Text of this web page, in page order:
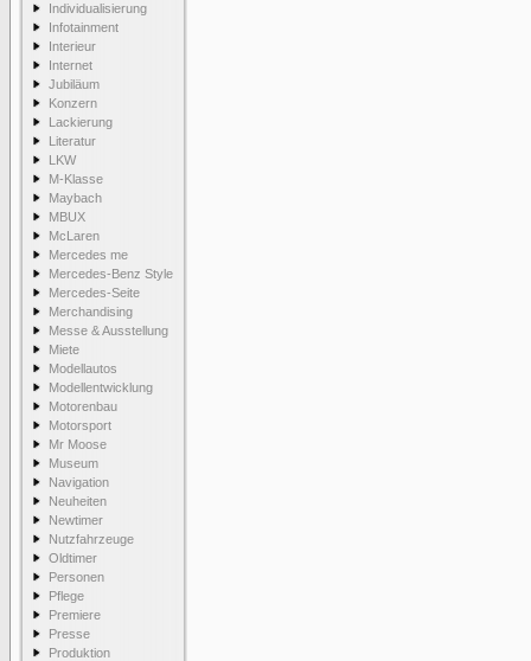
Individualisierung
Infotainment
Interieur
Internet
Jubiläum
Konzern
Lackierung
Literatur
LKW
M-Klasse
Maybach
MBUX
McLaren
Mercedes me
Mercedes-Benz Style
Mercedes-Seite
Merchandising
Messe & Ausstellung
Miete
Modellautos
Modellentwicklung
Motorenbau
Motorsport
Mr Moose
Museum
Navigation
Neuheiten
Newtimer
Nutzfahrzeuge
Oldtimer
Personen
Pflege
Premiere
Presse
Produktion